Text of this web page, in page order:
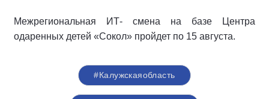
Межрегиональная ИТ- смена на базе Центра
одаренных детей «Сокол» пройдет по 15 августа.
#Калужскаяобласть